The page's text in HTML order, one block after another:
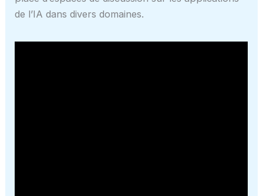
de l’IA dans divers domaines.